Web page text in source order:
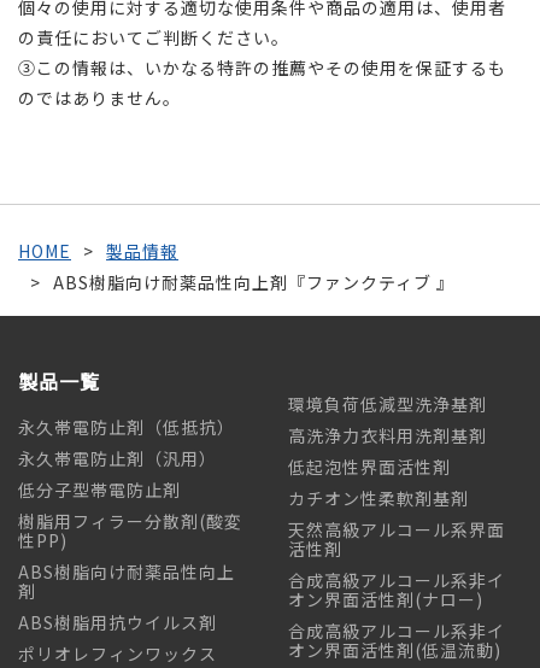
個々の使用に対する適切な使用条件や商品の適用は、使用者
の責任においてご判断ください。
③この情報は、いかなる特許の推薦やその使用を保証するも
のではありません。
HOME
製品情報
ABS樹脂向け耐薬品性向上剤『ファンクティブ 』
製品一覧
永久帯電防止剤（低抵抗）
永久帯電防止剤（汎用）
低分子型帯電防止剤
樹脂用フィラー分散剤(酸変
性PP)
ABS樹脂向け耐薬品性向上
剤
ABS樹脂用抗ウイルス剤
ポリオレフィンワックス
環境負荷低減型洗浄基剤
高洗浄力衣料用洗剤基剤
低起泡性界面活性剤
カチオン性柔軟剤基剤
天然高級アルコール系界面
活性剤
合成高級アルコール系非イ
オン界面活性剤(ナロー)
合成高級アルコール系非イ
オン界面活性剤(低温流動)